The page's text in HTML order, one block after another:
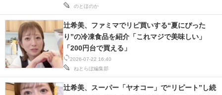
マーケ×ITの今がよく分かる
ITエンジニア向け専門サイト
企業向けIT製品の総合サイト
IT製品の技術・比較・事例
のとほのか
2026-07-22 16:40
ねとらぼ編集部
辻希美、ファミマでリピ買いする“夏にぴった
り”の冷凍食品を紹介「これマジで美味しい」
「200円台で買える」
辻希美、スーパー「ヤオコー」で“リピート”し続